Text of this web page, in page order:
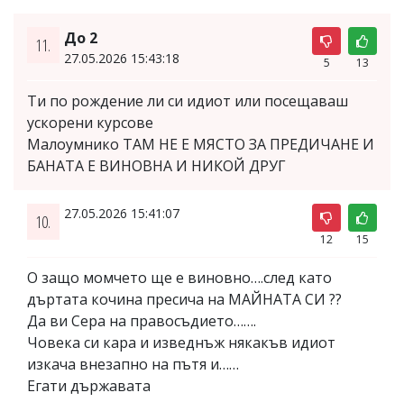
11. До 2
27.05.2026 15:43:18 5 13
Ти по рождение ли си идиот или посещаваш
ускорени курсове
Малоумнико ТАМ НЕ Е МЯСТО ЗА ПРЕДИЧАНЕ И
БАНАТА Е ВИНОВНА И НИКОЙ ДРУГ
10. 27.05.2026 15:41:07
12 15
О защо момчето ще е виновно….след като
дъртата кочина пресича на МАЙНАТА СИ ??
Да ви Сера на правосъдието…….
Човека си кара и изведнъж някакъв идиот
изкача внезапно на пътя и……
Егати държавата